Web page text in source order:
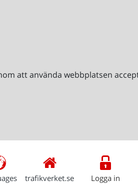
att använda webbplatsen
trafikverket.se Logga in